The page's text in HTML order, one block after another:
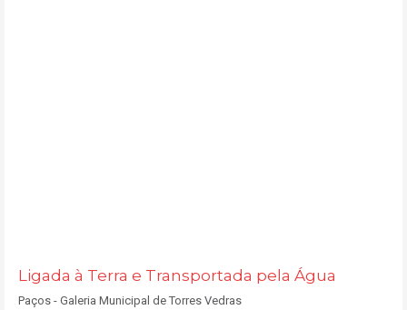
Ligada à Terra e Transportada pela Água
Paços - Galeria Municipal de Torres Vedras